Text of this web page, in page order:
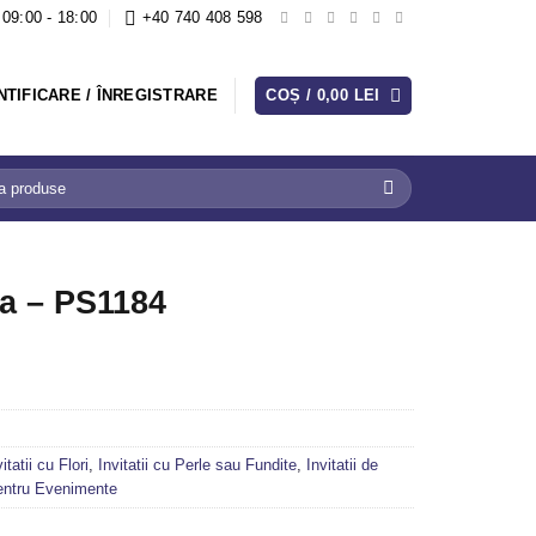
09:00 - 18:00 +40 740 408 598
/ ÎNREGISTRARE COȘ / 0,00 LEI
– PS1184
cu Flori Invitatii cu Perle sau Fundite
Invitatii de
Evenimente